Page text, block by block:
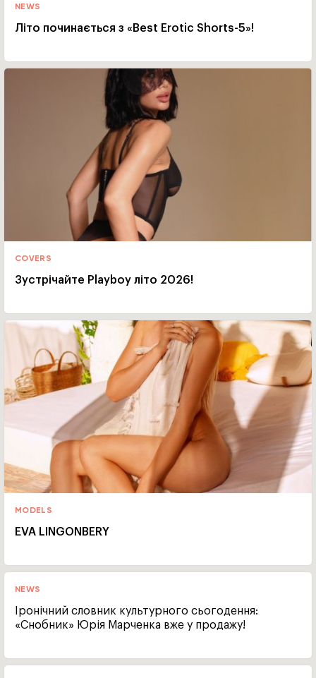
NEWS
Літо починається з «Best Erotic Shorts-5»!
COVERS
Зустрічайте Playboy літо 2026!
MODELS
EVA LINGONBERY
NEWS
Іронічний словник культурного сьогодення:
«Снобник» Юрія Марченка вже у продажу!